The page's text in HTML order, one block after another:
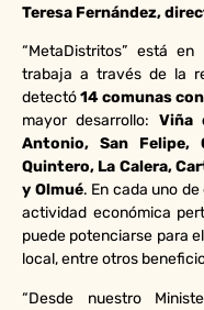
Teresa Fernández,
“MetaDistritos” está
trabaja a través de la
detectó14 comunas
mayor desarrollo: Viña
Antonio, San Felipe,
Quintero, La Calera,
y Olmué. En cada uno
actividad económica
puede potenciarse para
local, entre otros
“Desde nuestro